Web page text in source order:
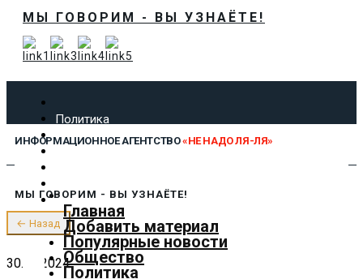
МЫ ГОВОРИМ - ВЫ УЗНАЁТЕ!
Политика
Экономика
Культура
Предложить новость
О нас
ИНФОРМАЦИОННОЕ АГЕНТСТВО«НЕ НАДО ЛЯ-ЛЯ»
Главная
Добавить материал
Популярные новости
Общество
Политика
МЫ ГОВОРИМ - ВЫ УЗНАЁТЕ!
← Назад
30.01.2024